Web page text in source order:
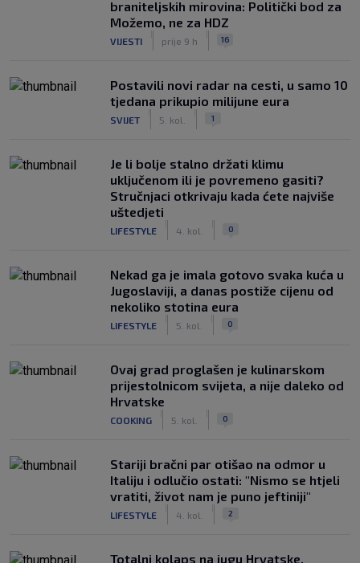
braniteljskih mirovina: Politički bod za
Možemo, ne za HDZ
VIJESTI prije 9 h 16
Postavili novi radar na cesti, u samo 10
tjedana prikupio milijune eura
SVIJET 5. kol. 1
Je li bolje stalno držati klimu
uključenom ili je povremeno gasiti?
Stručnjaci otkrivaju kada ćete najviše
uštedjeti
LIFESTYLE 4. kol. 0
Nekad ga je imala gotovo svaka kuća u
Jugoslaviji, a danas postiže cijenu od
nekoliko stotina eura
LIFESTYLE 5. kol. 0
Ovaj grad proglašen je kulinarskom
prijestolnicom svijeta, a nije daleko od
Hrvatske
COOKING 5. kol. 0
Stariji bračni par otišao na odmor u
Italiju i odlučio ostati: "Nismo se htjeli
vratiti, život nam je puno jeftiniji"
LIFESTYLE 4. kol. 2
Totalni kolaps na jugu Hrvatske,